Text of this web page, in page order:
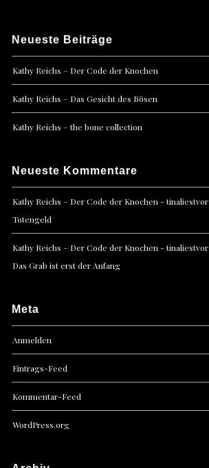
Neueste Beiträge
Kathy Reichs – Der Code der Knochen
Kathy Reichs – Das Gesicht des Bösen
Kathy Reichs – the bone collection
Neueste Kommentare
Kathy Reichs – Der Code der Knochen - tinaliestvor
Totengeld
Kathy Reichs – Der Code der Knochen - tinaliestvor
Das Grab ist erst der Anfang
Meta
Anmelden
Eintrags-Feed
Kommentar-Feed
WordPress.org